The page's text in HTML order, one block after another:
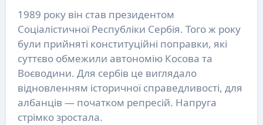
1989 року він став президентом
Соціалістичної Республіки Сербія. Того ж року
були прийняті конституційні поправки, які
суттєво обмежили автономію Косова та
Воєводини. Для сербів це виглядало
відновленням історичної справедливості, для
албанців — початком репресій. Напруга
стрімко зростала.